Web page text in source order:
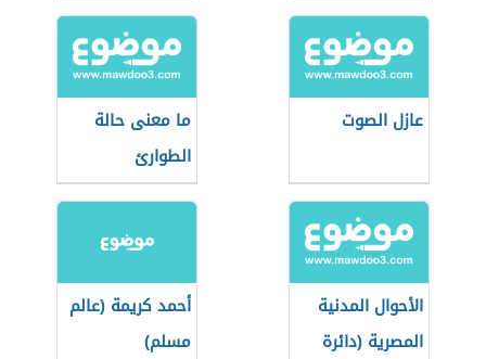
عازل الصوت
ما معنى حالة
الطوارئ
الأحوال المدنية
المصرية (دائرة
أحمد كريمة (عالم
مسلم)